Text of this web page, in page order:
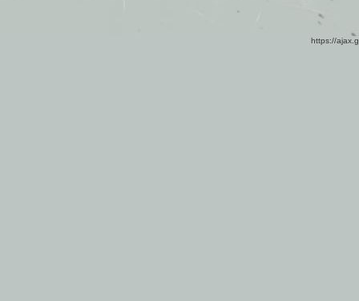
https://